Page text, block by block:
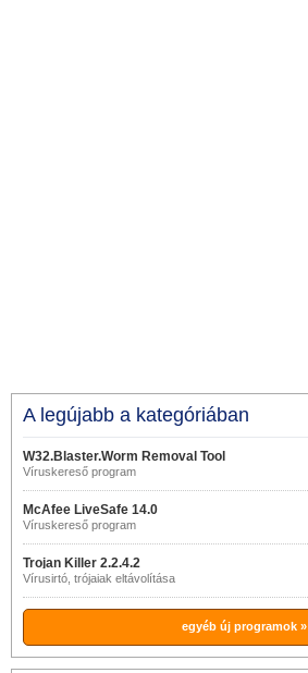
A legújabb a kategóriában
W32.Blaster.Worm Removal Tool
1.0.0
Víruskereső program
McAfee LiveSafe 14.0
Víruskereső program
Trojan Killer 2.2.4.2
Vírusirtó, trójaiak eltávolítása
egyéb új programok »